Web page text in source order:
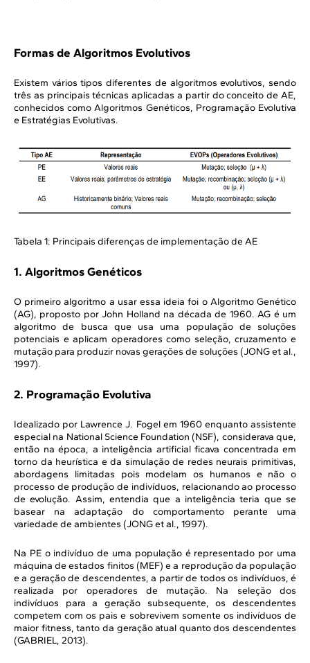
Formas de Algoritmos Evolutivos
Existem vários tipos diferentes de algoritmos evolutivos, sendo
três as principais técnicas aplicadas a partir do conceito de AE,
conhecidos como Algoritmos Genéticos, Programação Evolutiva
e Estratégias Evolutivas.
Tabela 1: Principais diferenças de implementação de AE
1. Algoritmos Genéticos
O primeiro algoritmo a usar essa ideia foi o Algoritmo Genético
(AG), proposto por John Holland na década de 1960. AG é um
algoritmo de busca que usa uma população de soluções
potenciais e aplicam operadores como seleção, cruzamento e
mutação para produzir novas gerações de soluções (JONG et al.,
1997).
2. Programação Evolutiva
Idealizado por Lawrence J. Fogel em 1960 enquanto assistente
especial na National Science Foundation (NSF), considerava que,
então na época, a inteligência artificial ficava concentrada em
torno da heurística e da simulação de redes neurais primitivas,
abordagens limitadas pois modelam os humanos e não o
processo de produção de indivíduos, relacionando ao processo
de evolução. Assim, entendia que a inteligência teria que se
basear na adaptação do comportamento perante uma
variedade de ambientes (JONG et al., 1997).
Na PE o indivíduo de uma população é representado por uma
máquina de estados finitos (MEF) e a reprodução da população
e a geração de descendentes, a partir de todos os indivíduos, é
realizada por operadores de mutação. Na seleção dos
indivíduos para a geração subsequente, os descendentes
competem com os pais e sobrevivem somente os indivíduos de
maior fitness, tanto da geração atual quanto dos descendentes
(GABRIEL, 2013).